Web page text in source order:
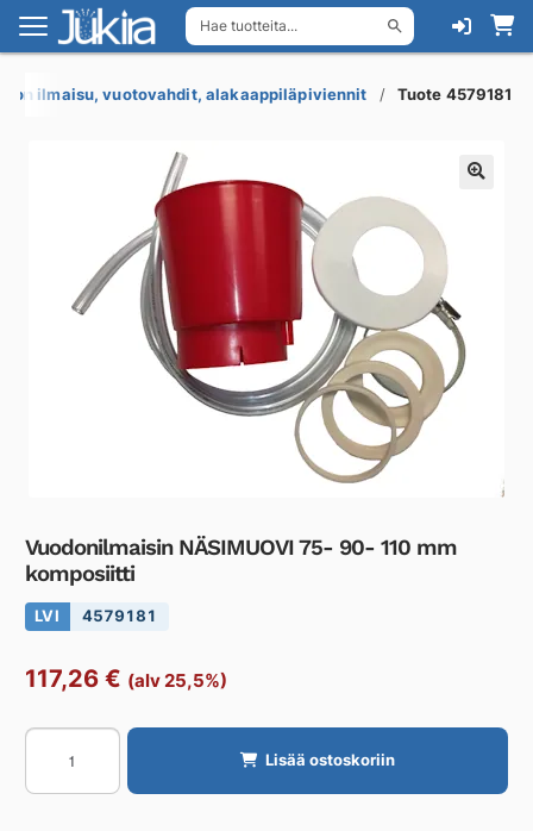
Hae tuotteita...
Siirry
navigointiin
Siirry
sisältöön
ilmaisu, vuotovahdit, alakaappiläpiviennit Tuote 4579181
Vuodonilmaisin NÄSIMUOVI 75- 90- 110 mm
komposiitti
LVI 4579181
117,26 € (alv 25,5%)
Vuodonilmaisin
NÄSIMUOVI
75-
Lisää ostoskoriin